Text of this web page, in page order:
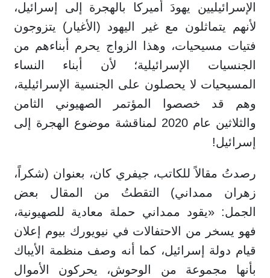
الإسرائيليين يهودَ أميركا بالهجرة إلى إسرائيل،
لأنهم يتماثلون مع غير اليهود (الأغيار) يتزوجون
فتيات مسيحيات، وهذا الزواج يحرم أبناءهم من
الجنسيات الإسرائيلية؛ لأن أبناء النساء
المسيحيات لا يحصلون على الجنسية الإسرائيلية،
وهم قد خصصوا المؤتمر الصهيوني الثامن
والثلاثين عام 2020 لمناقشة موضوع الهجرة إلى
إسرائيل!
رصدتُ مقالاً للكاتب، جيفري كان، بعنوان (شكراً،
زهران ممداني) التقطتُ من المقال بعض
الجمل: «يقود ممداني حملة معادية للصهيونية،
فهو يسخر من الاحتفالات في نيويورك بيوم إعلان
قيام دولة إسرائيل، كما أنه وصف منظمة الأيباك
بأنها مجموعة من الوحوش، يحركون الأموال